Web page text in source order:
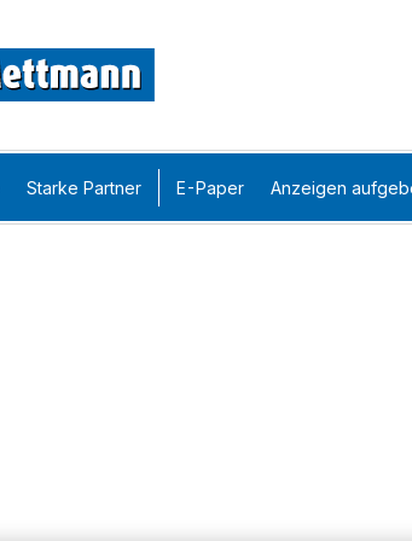
Starke Partner E-Paper Anzeigen